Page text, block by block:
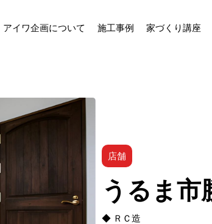
アイワ企画について 施工事例 家づくり講座
店舗
うるま市
◆ ＲＣ造